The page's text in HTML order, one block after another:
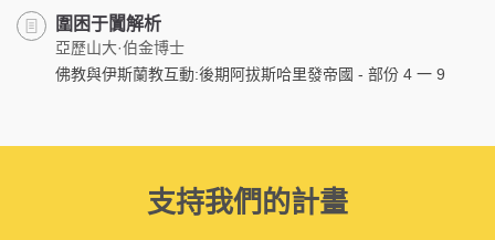
圍困于闐解析
亞歷山大·伯金博士
佛教與伊斯蘭教互動:後期阿拔斯哈里發帝國 - 部份 4 一 9
支持我們的計畫